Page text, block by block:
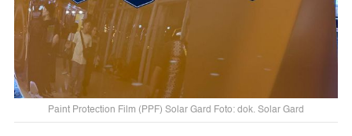
Paint Protection Film (PPF) Solar Gard Foto: dok. Solar Gard